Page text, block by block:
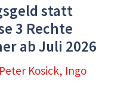
statt
3 Rechte
ab Juli 2026
Peter Kosick, Ingo